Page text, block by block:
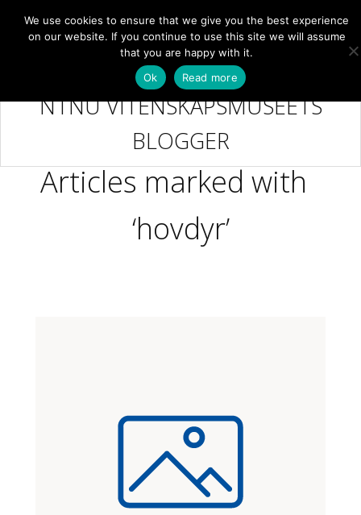
MENY NB
NTNU VITENSKAPSMUSEETS
BLOGGER
Articles marked with
‘hovdyr’
We use cookies to ensure that we give you the best experience
on our website. If you continue to use this site we will assume
that you are happy with it.
Ok
Read more